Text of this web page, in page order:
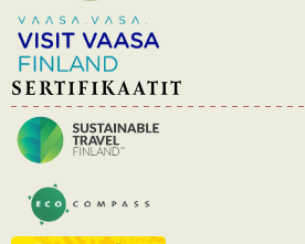
SERTIFIKAATIT